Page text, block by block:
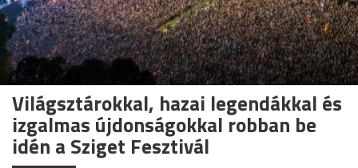
Világsztárokkal, hazai legendákkal és
izgalmas újdonságokkal robban be
idén a Sziget Fesztivál